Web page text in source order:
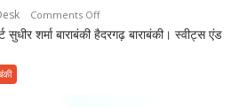
Comments Offon
Haidargadh
सुधीर शर्मा बाराबंकी हैदरगढ़ बाराबंकी। स्वीट्स एंड